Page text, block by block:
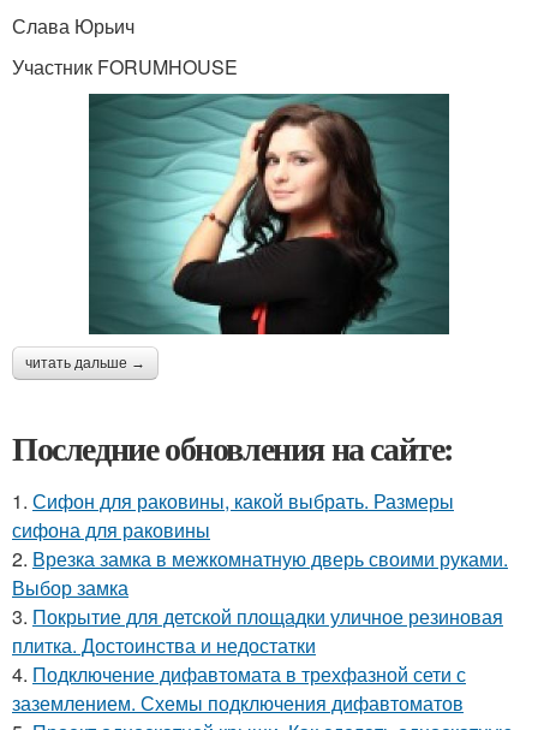
Слава Юрьич
Участник FORUMHOUSE
читать дальше →
Последние обновления на сайте:
1. Сифон для раковины, какой выбрать. Размеры
сифона для раковины
2. Врезка замка в межкомнатную дверь своими руками.
Выбор замка
3. Покрытие для детской площадки уличное резиновая
плитка. Достоинства и недостатки
4. Подключение дифавтомата в трехфазной сети с
заземлением. Схемы подключения дифавтоматов